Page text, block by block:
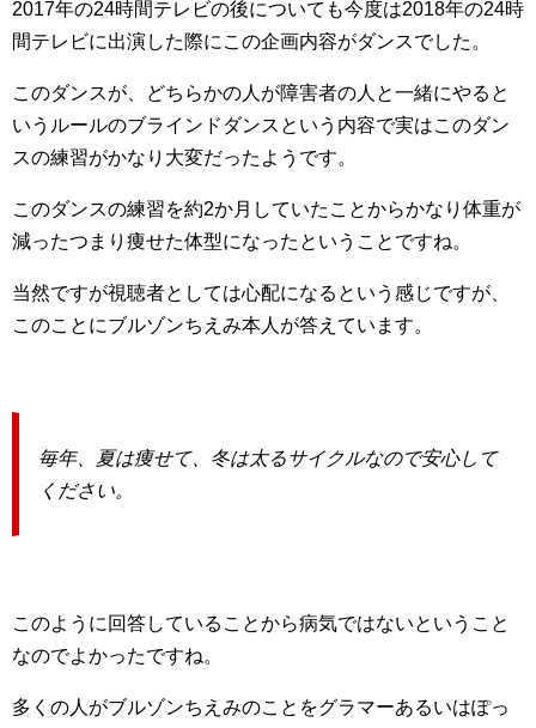
2017年の24時間テレビの後についても今度は2018年の24時
間テレビに出演した際にこの企画内容がダンスでした。
このダンスが、どちらかの人が障害者の人と一緒にやると
いうルールのブラインドダンスという内容で実はこのダン
スの練習がかなり大変だったようです。
このダンスの練習を約2か月していたことからかなり体重が
減ったつまり痩せた体型になったということですね。
当然ですが視聴者としては心配になるという感じですが、
このことにブルゾンちえみ本人が答えています。
毎年、夏は痩せて、冬は太るサイクルなので安心して
ください。
このように回答していることから病気ではないということ
なのでよかったですね。
多くの人がブルゾンちえみのことをグラマーあるいはぽっ